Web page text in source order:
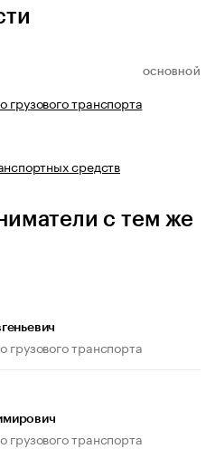
ОСНОВНОЙ
грузового транспорта
средств
с тем же
грузового транспорта
грузового транспорта